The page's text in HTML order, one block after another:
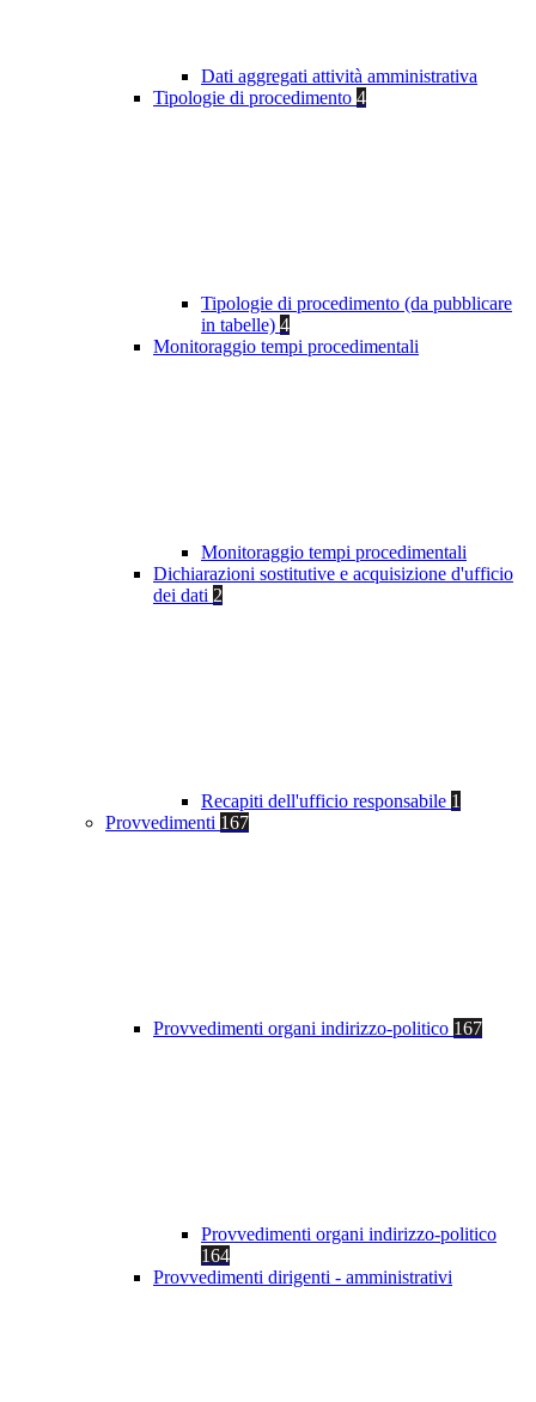
Dati aggregati attività amministrativa
Tipologie di procedimento 4
Tipologie di procedimento (da pubblicare
in tabelle) 4
Monitoraggio tempi procedimentali
Monitoraggio tempi procedimentali
Dichiarazioni sostitutive e acquisizione d'ufficio
dei dati 2
Recapiti dell'ufficio responsabile 1
Provvedimenti 167
Provvedimenti organi indirizzo-politico 167
Provvedimenti organi indirizzo-politico
164
Provvedimenti dirigenti - amministrativi